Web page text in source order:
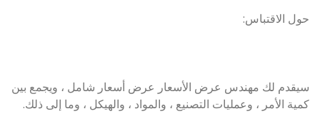
حول الاقتباس:
سيقدم لك مهندس عرض الأسعار عرض أسعار شامل ، ويجمع بين
كمية الأمر ، وعمليات التصنيع ، والمواد ، والهيكل ، وما إلى ذلك.